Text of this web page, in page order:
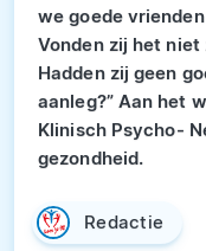
we goede
Vonden zij het niet
Hadden zij geen
aanleg?” Aan het
Klinisch Psycho-
gezondheid.
Redactie